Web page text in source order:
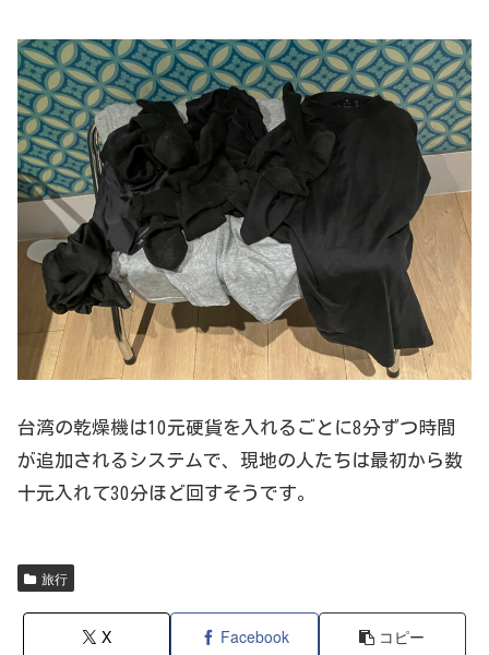
台湾の乾燥機は10元硬貨を入れるごとに8分ずつ時間
が追加されるシステムで、現地の人たちは最初から数
十元入れて30分ほど回すそうです。
旅行
X Facebook コピー